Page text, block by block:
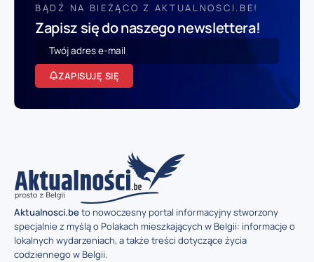
BĄDŹ NA BIEŻĄCO Z AKTUALNOSCI.BE!
Zapisz się do naszego newslettera!
ZAPISUJĘ SIĘ
Aktualnosci.beto nowoczesny portal informacyjny stworzony
specjalnie z myślą o Polakach mieszkających w Belgii: informacje o
lokalnych wydarzeniach, a także treści dotyczące życia
codziennego w Belgii.